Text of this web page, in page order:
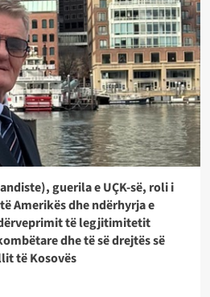
guerila e UÇK-së, roli i
Amerikës dhe ndërhyrja e
të legjitimitetit
dhe të së drejtës së
të Kosovës